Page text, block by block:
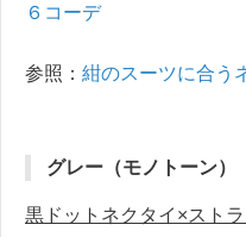
６コーデ
参照： 紺のスーツに合う
グレー（モノトーン）
黒ドットネクタイ×スト